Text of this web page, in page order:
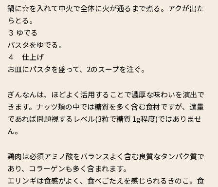
鍋に☆を入れて中火で全体に火が通るまで煮る。アクが出た
らとる。
３ ゆでる
パスタをゆでる。
４ 仕上げ
お皿にパスタを盛って、2のスープを注ぐ。
ぎんなんは、ほどよく活用することで濃厚な味わいを演出で
きます。ナッツ類の中では糖質を多く含む食材ですが、適量
であれば問題視するレベル(3粒で糖質 1g程度)ではありませ
ん。
鶏肉は必須アミノ酸をバランスよく含む良質なタンパク質で
あり、コラーゲンも多く含まれます。
エリンギは食感がよく、食べごたえを感じられるきのこ。食